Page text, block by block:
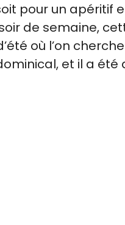
pour un apéritif
de semaine,
où l’on
et il a été